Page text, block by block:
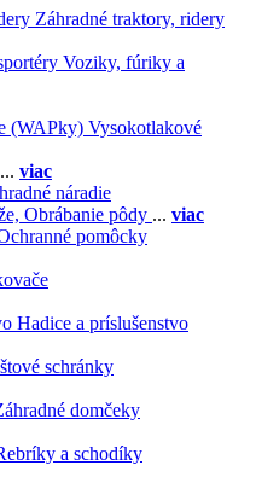
Záhradné traktory, ridery
Voziky, fúriky a
Vysokotlakové
... viac
náradie
Obrábanie pôdy ... viac
pomôcky
Hadice a príslušenstvo
schránky
domčeky
a schodíky